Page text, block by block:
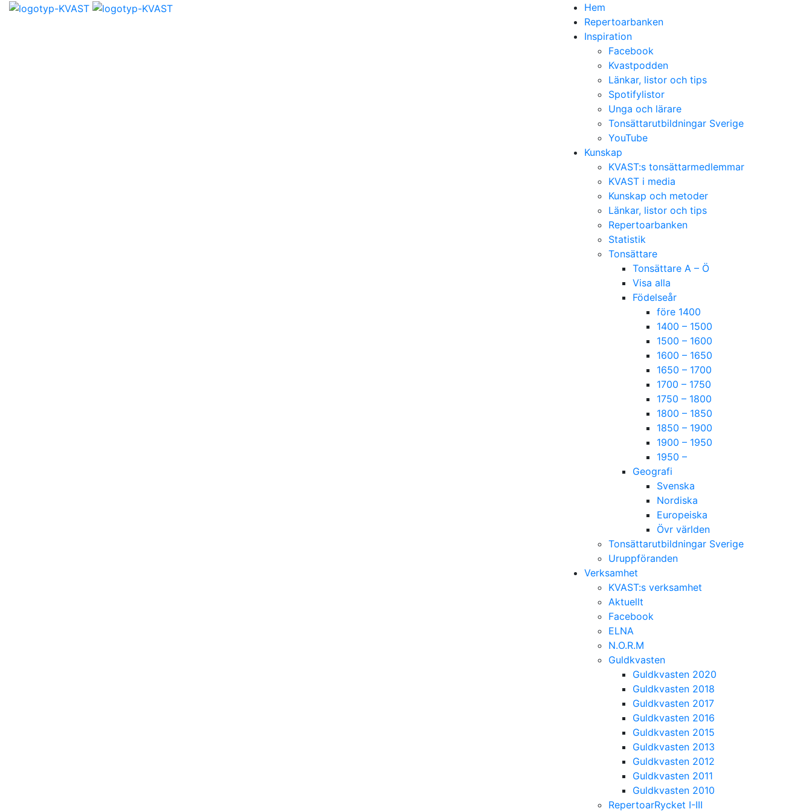
Hem
Repertoarbanken
Inspiration
Facebook
Kvastpodden
Länkar, listor och tips
Spotifylistor
Unga och lärare
Tonsättarutbildningar Sverige
YouTube
Kunskap
KVAST:s tonsättarmedlemmar
KVAST i media
Kunskap och metoder
Länkar, listor och tips
Repertoarbanken
Statistik
Tonsättare
Tonsättare A – Ö
Visa alla
Födelseår
före 1400
1400 – 1500
1500 – 1600
1600 – 1650
1650 – 1700
1700 – 1750
1750 – 1800
1800 – 1850
1850 – 1900
1900 – 1950
1950 –
Geografi
Svenska
Nordiska
Europeiska
Övr världen
Tonsättarutbildningar Sverige
Uruppföranden
Verksamhet
KVAST:s verksamhet
Aktuellt
Facebook
ELNA
N.O.R.M
Guldkvasten
Guldkvasten 2020
Guldkvasten 2018
Guldkvasten 2017
Guldkvasten 2016
Guldkvasten 2015
Guldkvasten 2013
Guldkvasten 2012
Guldkvasten 2011
Guldkvasten 2010
RepertoarRycket I-III